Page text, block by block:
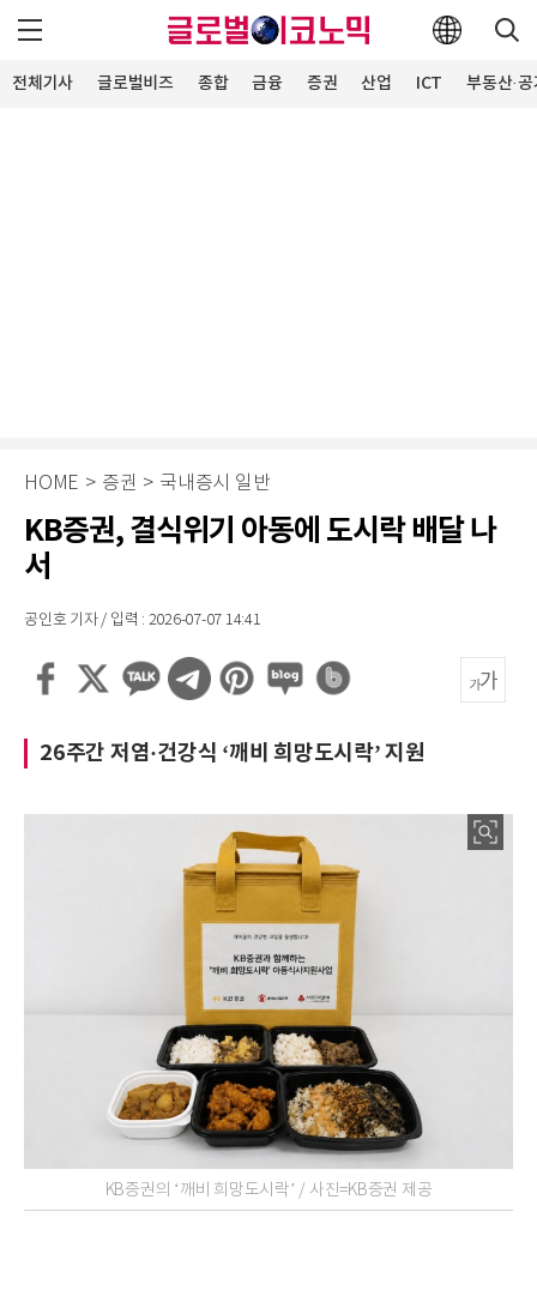
전체기사 글로벌비즈 종합 금융 증권 산업 ICT 부동산·
HOME > 증권 > 국내증시 일반
KB증권, 결식위기 아동에 도시락 배달 나
서
공인호 기자 / 입력 : 2026-07-07 14:41
26주간 저염·건강식 ‘깨비 희망도시락’ 지원
KB증권의 ‘깨비 희망도시락’ / 사진=KB증권 제공